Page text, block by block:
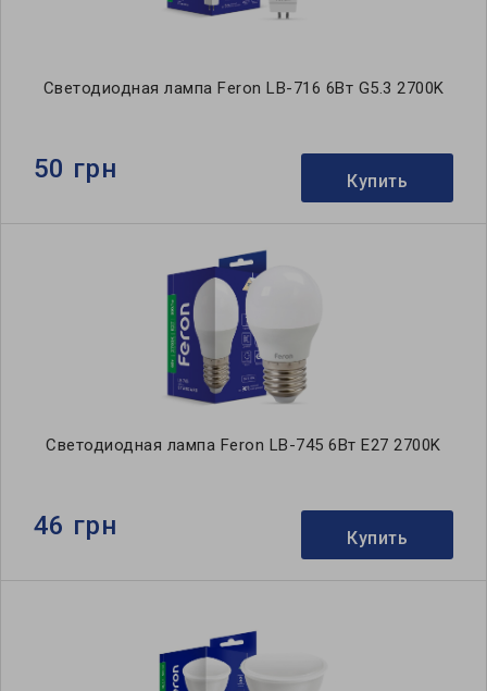
Светодиодная лампа Feron LB-716 6Вт G5.3 2700K
50 грн Купить
Светодиодная лампа Feron LB-745 6Вт E27 2700K
46 грн Купить